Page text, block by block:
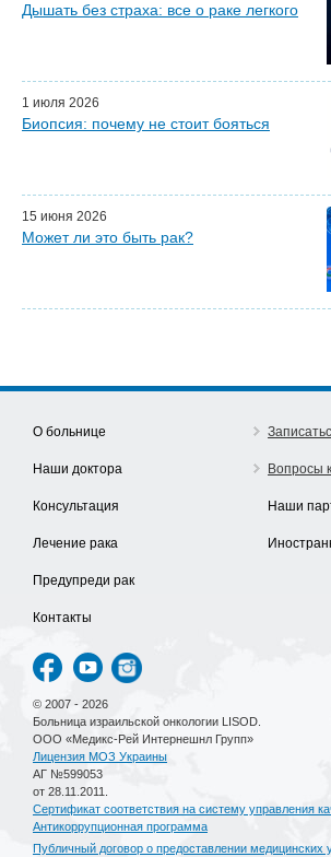
Мастер-классы для врачей
Наши партнеры
Дышать без страха: все о раке легкого
1 июля 2026
Биопсия: почему не стоит бояться
15 июня 2026
Может ли это быть рак?
О больнице
Наши доктора
Консультация
Лечение рака
Предупреди рак
Контакты
Вопросы
Наши
© 2007 - 2026
Больница израильской онкологии LISOD.
ООО «Медикс-Рей Интернешнл Групп»
Лицензия МОЗ Украины
АГ №599053
от 28.11.2011.
Сертификат соответствия на систему управления
Антикоррупционная программа
Публичный договор о предоставлении медицинских